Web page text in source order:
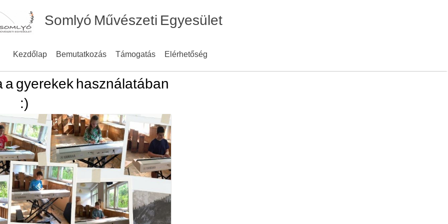
Somlyó Művészeti Egyesület
Kezdőlap Bemutatkozás Támogatás Elérhetőség
a gyerekek használatában
:)